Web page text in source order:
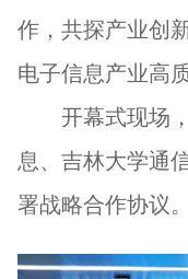
作，共探产业创
电子信息产业高
开幕式现场
息、吉林大学通
署战略合作协议。